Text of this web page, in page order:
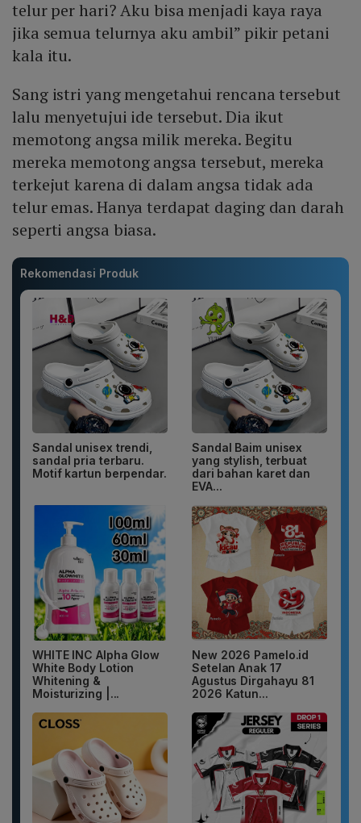
telur per hari? Aku bisa menjadi kaya raya
jika semua telurnya aku ambil” pikir petani
kala itu.
Sang istri yang mengetahui rencana tersebut
lalu menyetujui ide tersebut. Dia ikut
memotong angsa milik mereka. Begitu
mereka memotong angsa tersebut, mereka
terkejut karena di dalam angsa tidak ada
telur emas. Hanya terdapat daging dan darah
seperti angsa biasa.
Rekomendasi Produk
Sandal unisex trendi,
sandal pria terbaru.
Motif kartun berpendar.
Sandal Baim unisex
yang stylish, terbuat
dari bahan karet dan
EVA...
WHITE INC Alpha Glow
White Body Lotion
Whitening &
Moisturizing |...
New 2026 Pamelo.id
Setelan Anak 17
Agustus Dirgahayu 81
2026 Katun...